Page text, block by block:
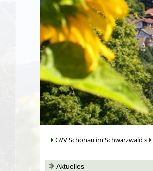
GVV Schönau im Schwarzwald »
Aktuelles